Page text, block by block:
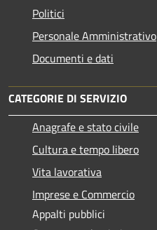
Politici
Personale Amministrativo
Documenti e dati
CATEGORIE DI SERVIZIO
Anagrafe e stato civile
Cultura e tempo libero
Vita lavorativa
Imprese e Commercio
Appalti pubblici